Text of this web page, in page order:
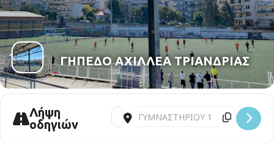
ΓΗΠΕΔΟ ΑΧΙΛΛΕΑ ΤΡΙΑΝΔΡΙΑΣ
Λήψη
οδηγιών